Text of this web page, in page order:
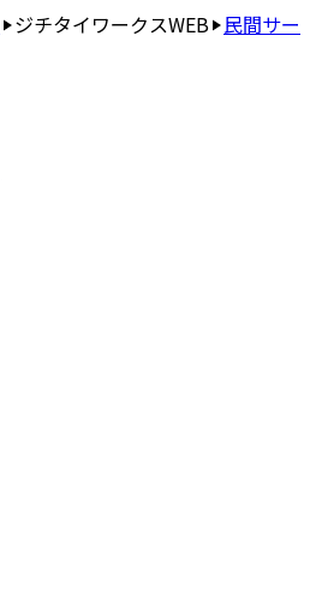
ジチタイワークスWEB 民間サー